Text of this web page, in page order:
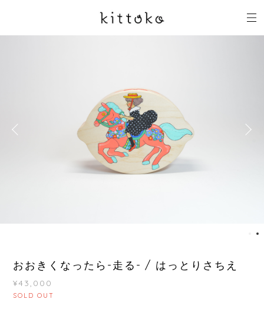
おおきくなったら-走る- / はっとりさちえ
¥43,000
SOLD OUT